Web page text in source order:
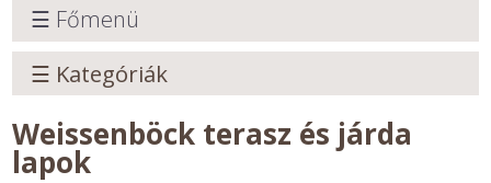
☰ Főmenü
☰ Kategóriák
Weissenböck terasz és járda
lapok